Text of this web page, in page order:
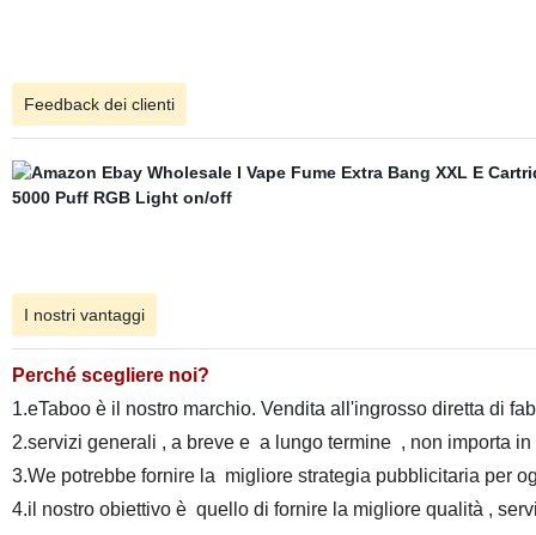
Feedback dei clienti
I nostri vantaggi
Perché scegliere noi?
1.eTaboo è il nostro marchio. Vendita all'ingrosso diretta di
2.servizi generali , a breve e a lungo termine , non importa
3.We potrebbe fornire la migliore strategia pubblicitaria per
4.il nostro obiettivo è quello di fornire la migliore qualità ,